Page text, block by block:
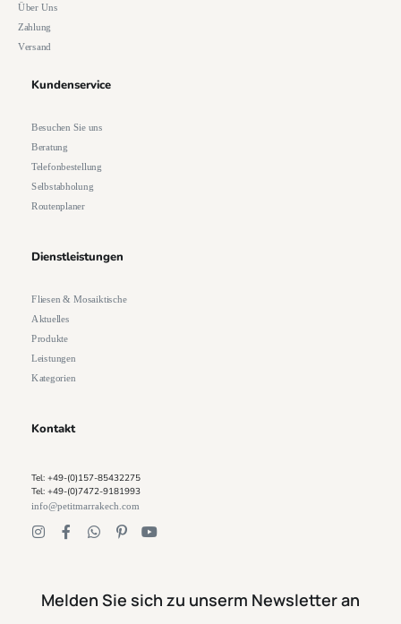
Über Uns
Zahlung
Versand
Kundenservice
Besuchen Sie uns
Beratung
Telefonbestellung
Selbstabholung
Routenplaner
Dienstleistungen
Fliesen & Mosaiktische
Aktuelles
Produkte
Leistungen
Kategorien
Kontakt
Tel: +49-(0)157-85432275
Tel: +49-(0)7472-9181993
info@petitmarrakech.com
Melden Sie sich zu unserm Newsletter an